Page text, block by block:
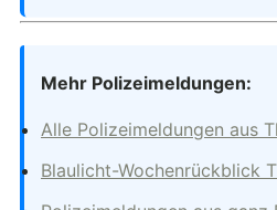
Mehr Polizeimeldungen:
Alle Polizeimeldungen aus
Blaulicht-Wochenrückblick